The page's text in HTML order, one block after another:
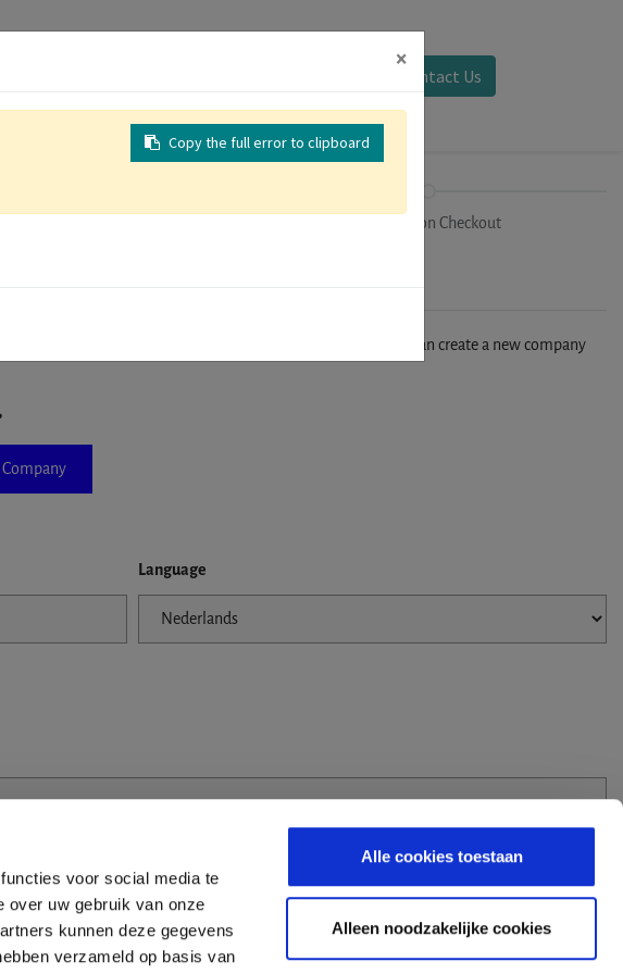
voor social media te
over uw gebruik van onze
kunnen deze gegevens
verzameld op basis van
Alle cookies toestaan
Alleen noodzakelijke cookies
Contact Us
Registration Checkout
form. If you don't find your company in our database, you can create a new company
Company
Language
×
Copy the full error to clipboard